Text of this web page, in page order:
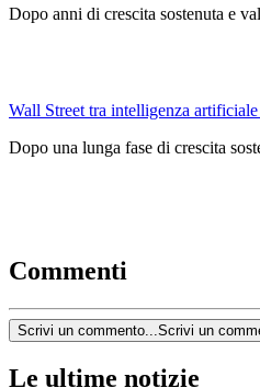
Dopo anni di crescita sostenuta e
Wall Street tra intelligenza
Dopo una lunga fase di crescita
Commenti
Scrivi un commento... Scrivi un
Le ultime notizie